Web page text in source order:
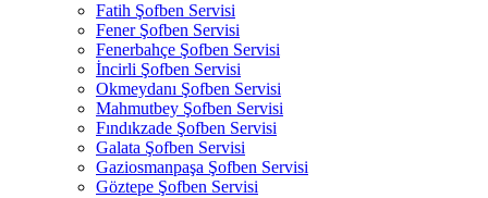
Fatih Şofben Servisi
Fener Şofben Servisi
Fenerbahçe Şofben Servisi
İncirli Şofben Servisi
Okmeydanı Şofben Servisi
Mahmutbey Şofben Servisi
Fındıkzade Şofben Servisi
Galata Şofben Servisi
Gaziosmanpaşa Şofben Servisi
Göztepe Şofben Servisi